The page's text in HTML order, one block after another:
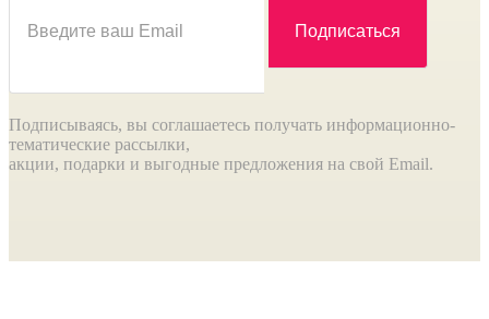
Подписываясь, вы соглашаетесь получать информационно-
тематические рассылки,
акции, подарки и выгодные предложения на свой Email.